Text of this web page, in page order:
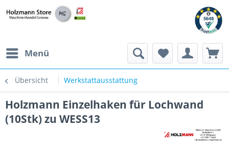
Menü
Übersicht Werkstattausstattung
Holzmann Einzelhaken für Lochwand
(10Stk) zu WESS13